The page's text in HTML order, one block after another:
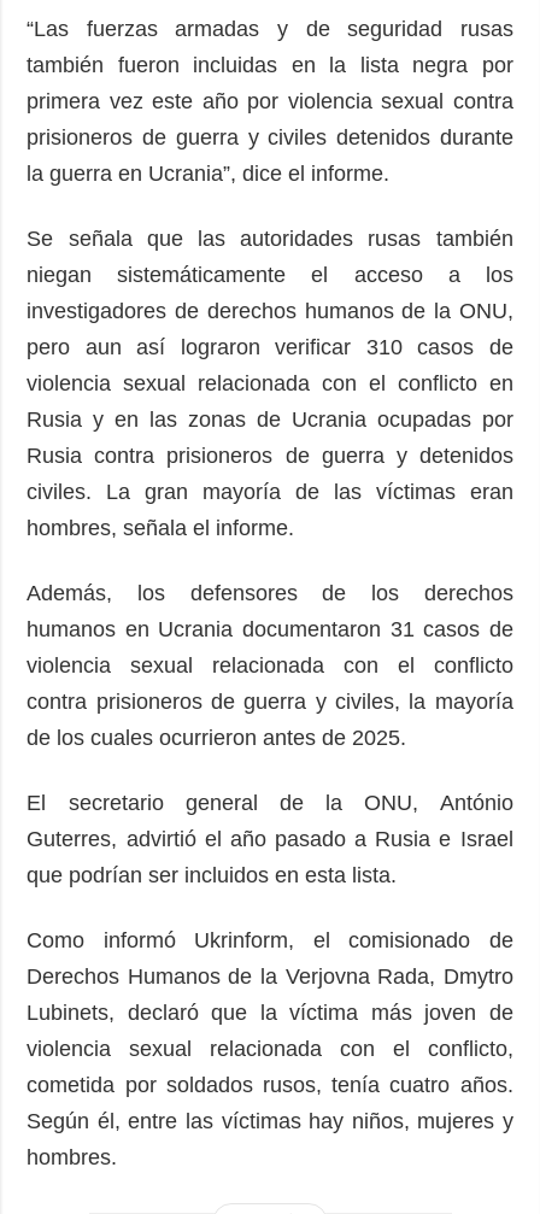
“Las fuerzas armadas y de seguridad rusas
también fueron incluidas en la lista negra por
primera vez este año por violencia sexual contra
prisioneros de guerra y civiles detenidos durante
la guerra en Ucrania”, dice el informe.
Se señala que las autoridades rusas también
niegan sistemáticamente el acceso a los
investigadores de derechos humanos de la ONU,
pero aun así lograron verificar 310 casos de
violencia sexual relacionada con el conflicto en
Rusia y en las zonas de Ucrania ocupadas por
Rusia contra prisioneros de guerra y detenidos
civiles. La gran mayoría de las víctimas eran
hombres, señala el informe.
Además, los defensores de los derechos
humanos en Ucrania documentaron 31 casos de
violencia sexual relacionada con el conflicto
contra prisioneros de guerra y civiles, la mayoría
de los cuales ocurrieron antes de 2025.
El secretario general de la ONU, António
Guterres, advirtió el año pasado a Rusia e Israel
que podrían ser incluidos en esta lista.
Como informó Ukrinform, el comisionado de
Derechos Humanos de la Verjovna Rada, Dmytro
Lubinets, declaró que la víctima más joven de
violencia sexual relacionada con el conflicto,
cometida por soldados rusos, tenía cuatro años.
Según él, entre las víctimas hay niños, mujeres y
hombres.